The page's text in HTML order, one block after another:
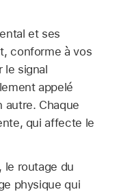
et ses
conforme à vos
le signal
appelé
autre. Chaque
qui affecte le
le routage du
physique qui